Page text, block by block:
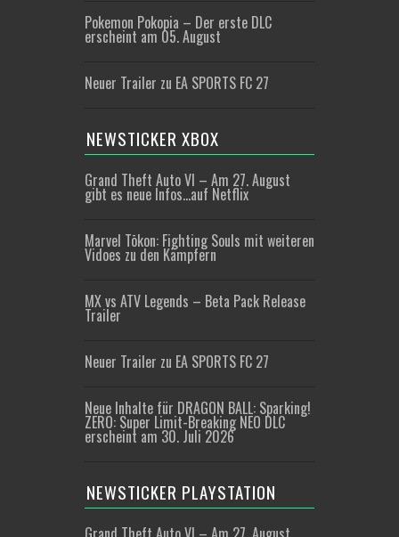
Pokemon Pokopia – Der erste DLC
erscheint am 05. August
Neuer Trailer zu EA SPORTS FC 27
NEWSTICKER XBOX
Grand Theft Auto VI – Am 27. August
gibt es neue Infos…auf Netflix
Marvel Tōkon: Fighting Souls mit weiteren
Vidoes zu den Kämpfern
MX vs ATV Legends – Beta Pack Release
Trailer
Neuer Trailer zu EA SPORTS FC 27
Neue Inhalte für DRAGON BALL: Sparking!
ZERO: Super Limit-Breaking NEO DLC
erscheint am 30. Juli 2026
NEWSTICKER PLAYSTATION